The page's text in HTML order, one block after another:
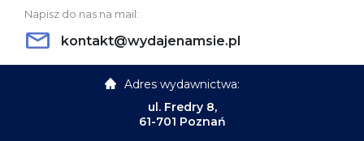
Napisz do nas na mail:
kontakt@wydajenamsie.pl
Adres wydawnictwa:
ul. Fredry 8,
61-701 Poznań